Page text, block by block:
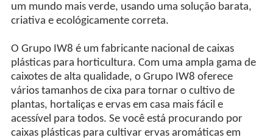
um mundo mais verde, usando uma solução barata,
criativa e ecológicamente correta.
O Grupo IW8 é um fabricante nacional de caixas
plásticas para horticultura. Com uma ampla gama de
caixotes de alta qualidade, o Grupo IW8 oferece
vários tamanhos de cixa para tornar o cultivo de
plantas, hortaliças e ervas em casa mais fácil e
acessível para todos. Se você está procurando por
caixas plásticas para cultivar ervas aromáticas em